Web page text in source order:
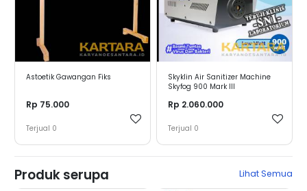
Astoetik Gawangan Fiks
Rp 75.000
Terjual 0
Skyklin Air Sanitizer Machine
Skyfog 900 Mark III
Rp 2.060.000
Terjual 0
Produk serupa Lihat Semua